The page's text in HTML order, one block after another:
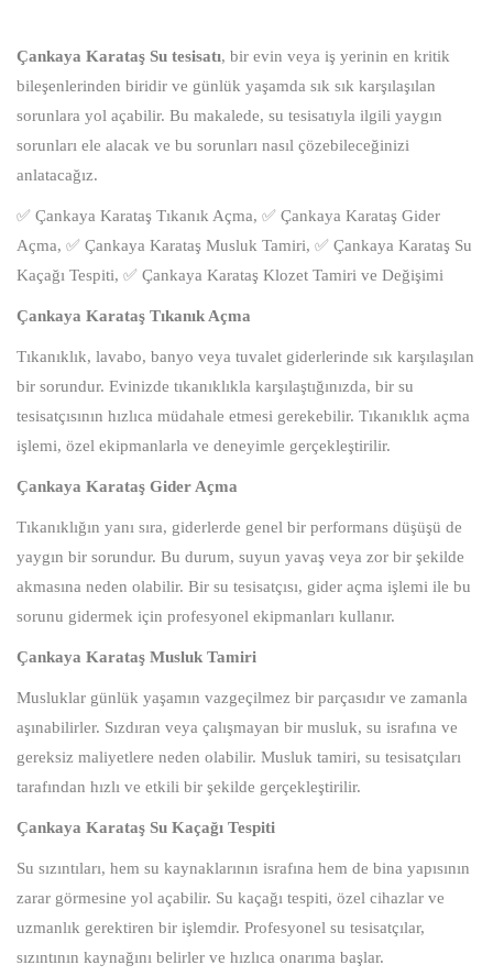
Çankaya Karataş Su tesisatı, bir evin veya iş yerinin en kritik
bileşenlerinden biridir ve günlük yaşamda sık sık karşılaşılan
sorunlara yol açabilir. Bu makalede, su tesisatıyla ilgili yaygın
sorunları ele alacak ve bu sorunları nasıl çözebileceğinizi
anlatacağız.
✅ Çankaya Karataş Tıkanık Açma, ✅ Çankaya Karataş Gider
Açma, ✅ Çankaya Karataş Musluk Tamiri, ✅ Çankaya Karataş Su
Kaçağı Tespiti, ✅ Çankaya Karataş Klozet Tamiri ve Değişimi
Çankaya Karataş Tıkanık Açma
Tıkanıklık, lavabo, banyo veya tuvalet giderlerinde sık karşılaşılan
bir sorundur. Evinizde tıkanıklıkla karşılaştığınızda, bir su
tesisatçısının hızlıca müdahale etmesi gerekebilir. Tıkanıklık açma
işlemi, özel ekipmanlarla ve deneyimle gerçekleştirilir.
Çankaya Karataş Gider Açma
Tıkanıklığın yanı sıra, giderlerde genel bir performans düşüşü de
yaygın bir sorundur. Bu durum, suyun yavaş veya zor bir şekilde
akmasına neden olabilir. Bir su tesisatçısı, gider açma işlemi ile bu
sorunu gidermek için profesyonel ekipmanları kullanır.
Çankaya Karataş Musluk Tamiri
Musluklar günlük yaşamın vazgeçilmez bir parçasıdır ve zamanla
aşınabilirler. Sızdıran veya çalışmayan bir musluk, su israfına ve
gereksiz maliyetlere neden olabilir. Musluk tamiri, su tesisatçıları
tarafından hızlı ve etkili bir şekilde gerçekleştirilir.
Çankaya Karataş Su Kaçağı Tespiti
Su sızıntıları, hem su kaynaklarının israfına hem de bina yapısının
zarar görmesine yol açabilir. Su kaçağı tespiti, özel cihazlar ve
uzmanlık gerektiren bir işlemdir. Profesyonel su tesisatçılar,
sızıntının kaynağını belirler ve hızlıca onarıma başlar.